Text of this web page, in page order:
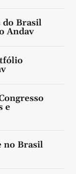
do Brasil
Andav
e
no Brasil